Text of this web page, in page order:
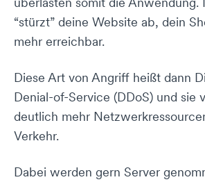
“stürzt” deine Website ab, dein
mehr erreichbar.
Diese Art von Angriff heißt dann
Denial-of-Service (DDoS) und sie
deutlich mehr
Verkehr.
Dabei werden gern Server